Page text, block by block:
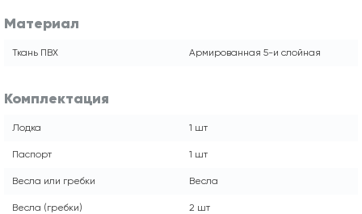
Материал
Ткань ПВХ Армированная 5-и слойная
Комплектация
Лодка 1 шт
Паспорт 1 шт
Весла или гребки Весла
Весла (гребки) 2 шт